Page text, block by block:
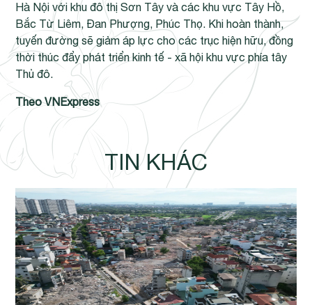
Hà Nội với khu đô thị Sơn Tây và các khu vực Tây Hồ,
Bắc Từ Liêm, Đan Phượng, Phúc Thọ. Khi hoàn thành,
tuyến đường sẽ giảm áp lực cho các trục hiện hữu, đồng
thời thúc đẩy phát triển kinh tế - xã hội khu vực phía tây
Thủ đô.
Theo VNExpress
TIN KHÁC